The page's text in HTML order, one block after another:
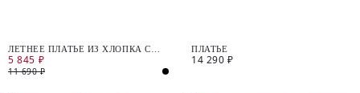
ЛЕТНЕЕ ПЛАТЬЕ ИЗ ХЛОПКА С
ЦВЕТОЧНЫМ ПРИНТОМ
5 845 ₽
11 690 ₽
ПЛАТЬЕ
14 290 ₽